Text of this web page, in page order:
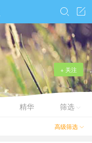


+ 关注
精华 筛选 
高级筛选 